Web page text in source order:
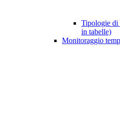
Tipologie di
in tabelle)
Monitoraggio